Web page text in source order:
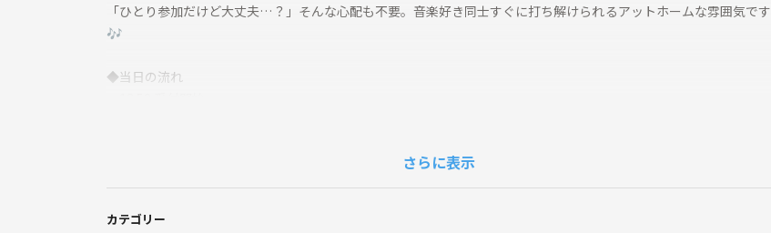
「ひとり参加だけど大丈夫…？」そんな心配も不要。音楽好き同士すぐに打ち解けられるアットホームな雰囲気です
🎶
◆当日の流れ
・20:00 交流＆トークタイム（お好きなドリンクで乾杯）
・20:30 UVERworld LIVE DVD第二部上映
さらに表示
カテゴリー